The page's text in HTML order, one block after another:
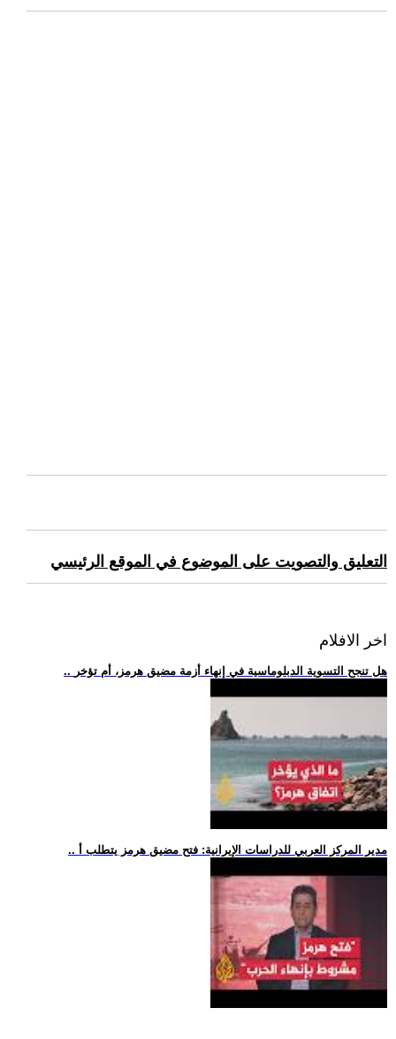
التعليق والتصويت على الموضوع في الموقع الرئيسي
اخر الافلام
.. هل تنجح التسوية الدبلوماسية في إنهاء أزمة مضيق هرمز، أم تؤخر
.. مدير المركز العربي للدراسات الإيرانية: فتح مضيق هرمز يتطلب أ